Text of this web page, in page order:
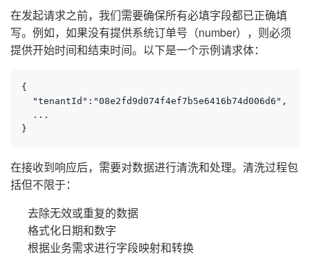
在发起请求之前，我们需要确保所有必填字段都已正确填
写。例如，如果没有提供系统订单号（number），则必须
提供开始时间和结束时间。以下是一个示例请求体：
{
  "tenantId":"08e2fd9d074f4ef7b5e6416b74d006d6",
  ...
}
在接收到响应后，需要对数据进行清洗和处理。清洗过程包
括但不限于：
去除无效或重复的数据
格式化日期和数字
根据业务需求进行字段映射和转换